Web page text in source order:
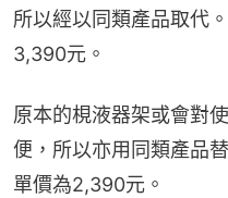
所以經以同類產品取代
3,390元。
原本的梘液器架或會對
便，所以亦用同類產品
單價為2,390元。